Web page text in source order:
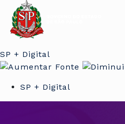
SP + Digital
SP + Digital